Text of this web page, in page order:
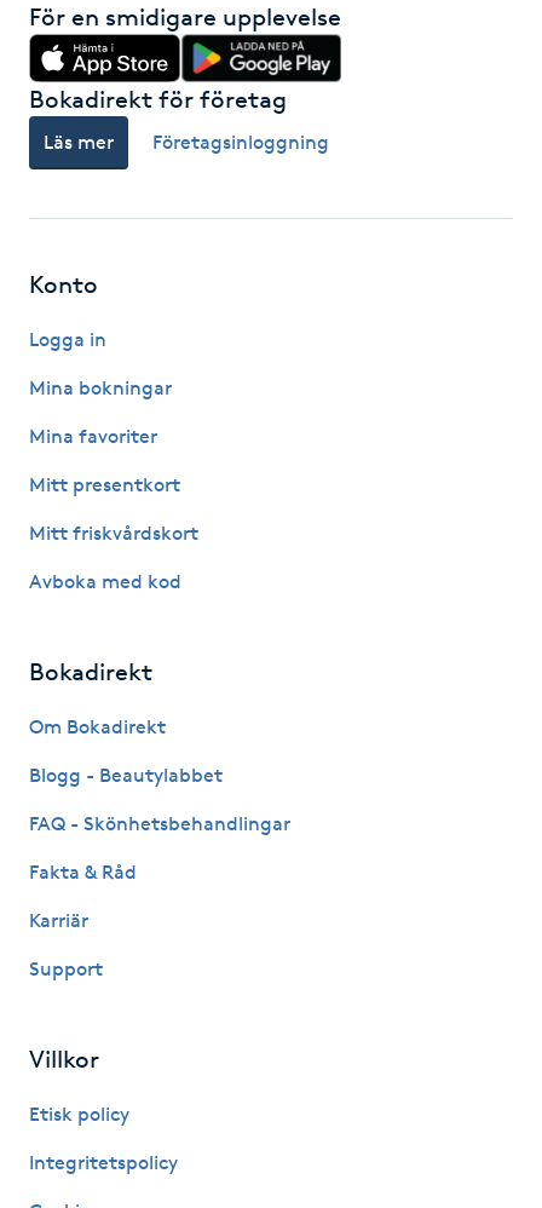
Klippning ungdom
Koppningsmassage
Kosmetisk tatuering
Kostrådgivning
Kroppsinpackning
Käkledsbehandling
Kärlbehandling
Laserbehandling
Lashlift Keratin
LED-ljusterapi
LPG
LPG-behandling
Luggklippning
Läpptatuering
För en smidigare upplevelse
Bokadirekt för företag
Läs mer Företagsinloggning
Konto
Logga in
Mina bokningar
Mina favoriter
Mitt presentkort
Mitt friskvårdskort
Avboka med kod
Bokadirekt
Om Bokadirekt
Blogg - Beautylabbet
FAQ - Skönhetsbehandlingar
Fakta & Råd
Karriär
Support
Villkor
Etisk policy
Integritetspolicy